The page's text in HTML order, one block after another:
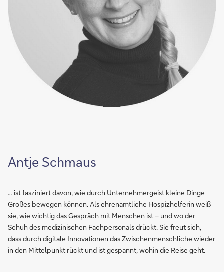
Antje Schmaus
… ist fasziniert davon, wie durch Unternehmergeist kleine Dinge
Großes bewegen können. Als ehrenamtliche Hospizhelferin weiß
sie, wie wichtig das Gespräch mit Menschen ist – und wo der
Schuh des medizinischen Fachpersonals drückt. Sie freut sich,
dass durch digitale Innovationen das Zwischenmenschliche wieder
in den Mittelpunkt rückt und ist gespannt, wohin die Reise geht.